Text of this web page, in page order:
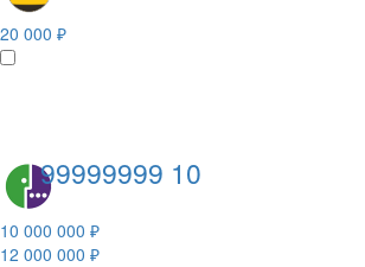
20 000 ₽
99999999 10
10 000 000 ₽
12 000 000 ₽